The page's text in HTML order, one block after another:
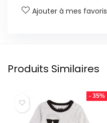
Ajouter à mes favoris
Produits Similaires
- 35%